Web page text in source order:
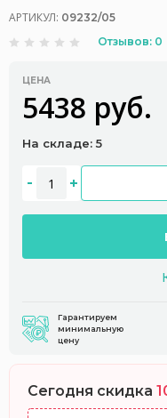
АРТИКУЛ: 09232/05
Отзывов: 0
ЦЕНА
5438 руб.
На складе: 5
Гарантируем
минимальную
цену
Сегодня скидка